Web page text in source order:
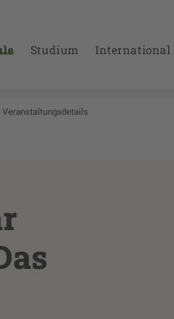
Studium International
Veranstaltungsdetails